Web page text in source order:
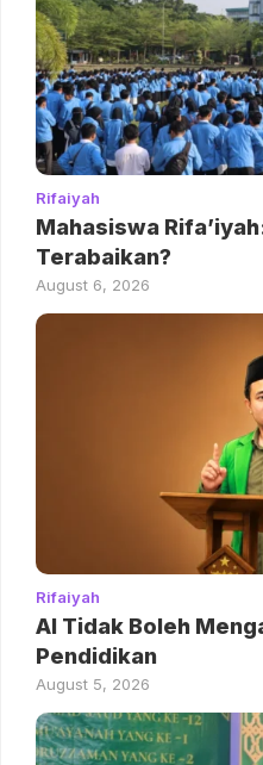
Rifaiyah
Mahasiswa
Terabaikan?
August 6, 2026
Rifaiyah
AI Tidak Boleh
Pendidikan
August 5, 2026